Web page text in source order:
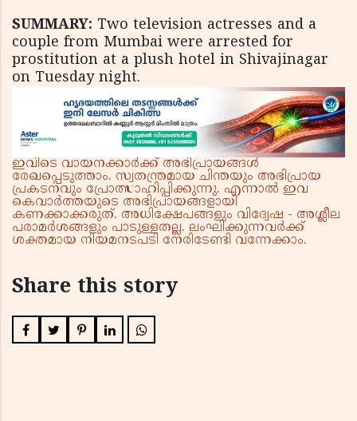
SUMMARY: Two television actresses and a
couple from Mumbai were arrested for
prostitution at a plush hotel in Shivajinagar
on Tuesday night.
ഇവിടെ വായനക്കാർക്ക് അഭിപ്രായങ്ങൾ
രേഖപ്പെടുത്താം. സ്വതന്ത്രമായ ചിന്തയും അഭിപ്രായ
പ്രകടനവും പ്രോത്സാഹിപ്പിക്കുന്നു. എന്നാൽ ഇവ
കെവാർത്തയുടെ അഭിപ്രായങ്ങളായി
കണക്കാക്കരുത്. അധിക്ഷേപങ്ങളും വിദ്വേഷ - അശ്ലീല
പരാമർശങ്ങളും പാടുള്ളതല്ല. ലംഘിക്കുന്നവർക്ക്
ശക്തമായ നിയമനടപടി നേരിടേണ്ടി വന്നേക്കാം.
Share this story